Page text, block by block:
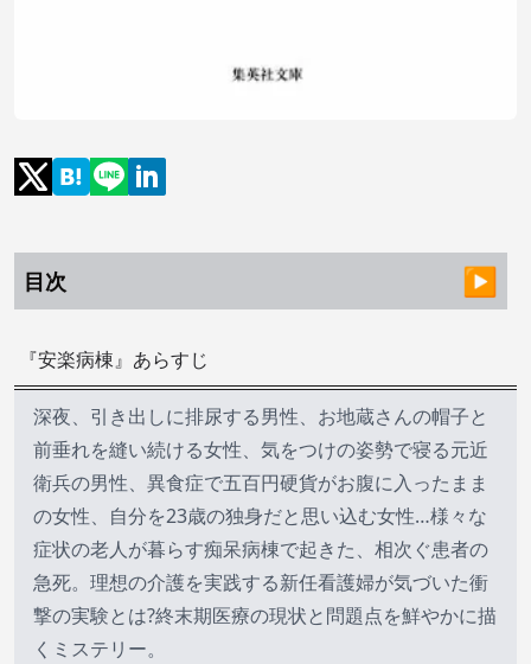
目次
『安楽病棟』あらすじ
深夜、引き出しに排尿する男性、お地蔵さんの帽子と
前垂れを縫い続ける女性、気をつけの姿勢で寝る元近
衛兵の男性、異食症で五百円硬貨がお腹に入ったまま
の女性、自分を23歳の独身だと思い込む女性…様々な
症状の老人が暮らす痴呆病棟で起きた、相次ぐ患者の
急死。理想の介護を実践する新任看護婦が気づいた衝
撃の実験とは?終末期医療の現状と問題点を鮮やかに描
くミステリー。